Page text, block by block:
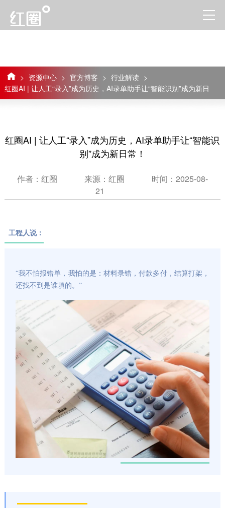
> 资源中心 > 官方博客 > 行业解读 >
红圈AI | 让人工“录入”成为历史，AI录单助手让“智能识别”成为新日
常！
红圈AI | 让人工“录入”成为历史，AI录单助手让“智能识
别”成为新日常！
作者：红圈 来源：红圈
时间：2025-08-
21
工程人说：
“我不怕报错单，我怕的是：材料录错，付款多付，结算打架，
还找不到是谁填的。”